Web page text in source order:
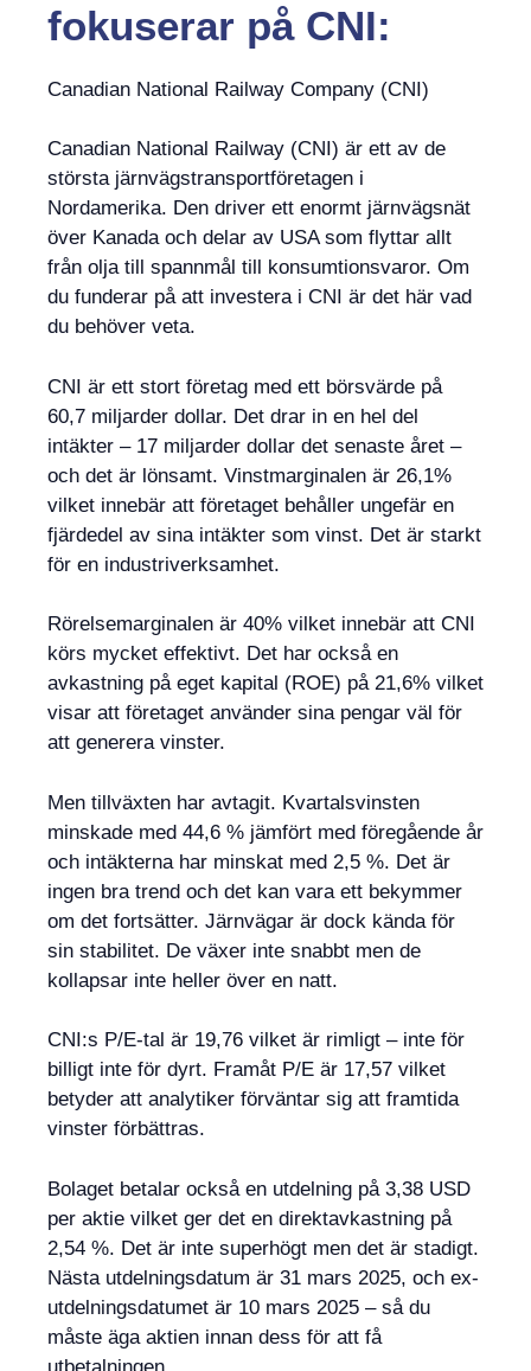
fokuserar på CNI:
Canadian National Railway Company (CNI)
Canadian National Railway (CNI) är ett av de
största järnvägstransportföretagen i
Nordamerika. Den driver ett enormt järnvägsnät
över Kanada och delar av USA som flyttar allt
från olja till spannmål till konsumtionsvaror. Om
du funderar på att investera i CNI är det här vad
du behöver veta.
CNI är ett stort företag med ett börsvärde på
60,7 miljarder dollar. Det drar in en hel del
intäkter – 17 miljarder dollar det senaste året –
och det är lönsamt. Vinstmarginalen är 26,1%
vilket innebär att företaget behåller ungefär en
fjärdedel av sina intäkter som vinst. Det är starkt
för en industriverksamhet.
Rörelsemarginalen är 40% vilket innebär att CNI
körs mycket effektivt. Det har också en
avkastning på eget kapital (ROE) på 21,6% vilket
visar att företaget använder sina pengar väl för
att generera vinster.
Men tillväxten har avtagit. Kvartalsvinsten
minskade med 44,6 % jämfört med föregående år
och intäkterna har minskat med 2,5 %. Det är
ingen bra trend och det kan vara ett bekymmer
om det fortsätter. Järnvägar är dock kända för
sin stabilitet. De växer inte snabbt men de
kollapsar inte heller över en natt.
CNI:s P/E-tal är 19,76 vilket är rimligt – inte för
billigt inte för dyrt. Framåt P/E är 17,57 vilket
betyder att analytiker förväntar sig att framtida
vinster förbättras.
Bolaget betalar också en utdelning på 3,38 USD
per aktie vilket ger det en direktavkastning på
2,54 %. Det är inte superhögt men det är stadigt.
Nästa utdelningsdatum är 31 mars 2025, och ex-
utdelningsdatumet är 10 mars 2025 – så du
måste äga aktien innan dess för att få